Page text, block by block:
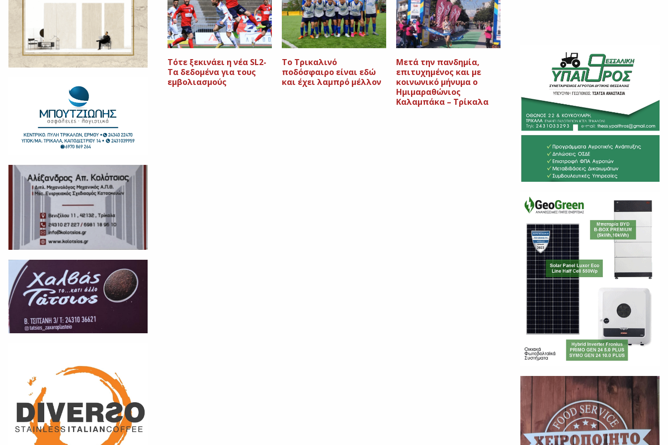
Τότε ξεκινάει η νέα SL2-
Τα δεδομένα για τους
εμβολιασμούς
Το Τρικαλινό
ποδόσφαιρο είναι εδώ
και έχει λαμπρό μέλλον
Μετά την πανδημία,
επιτυχημένος και με
κοινωνικό μήνυμα ο
Ημιμαραθώνιος
Καλαμπάκα – Τρίκαλα